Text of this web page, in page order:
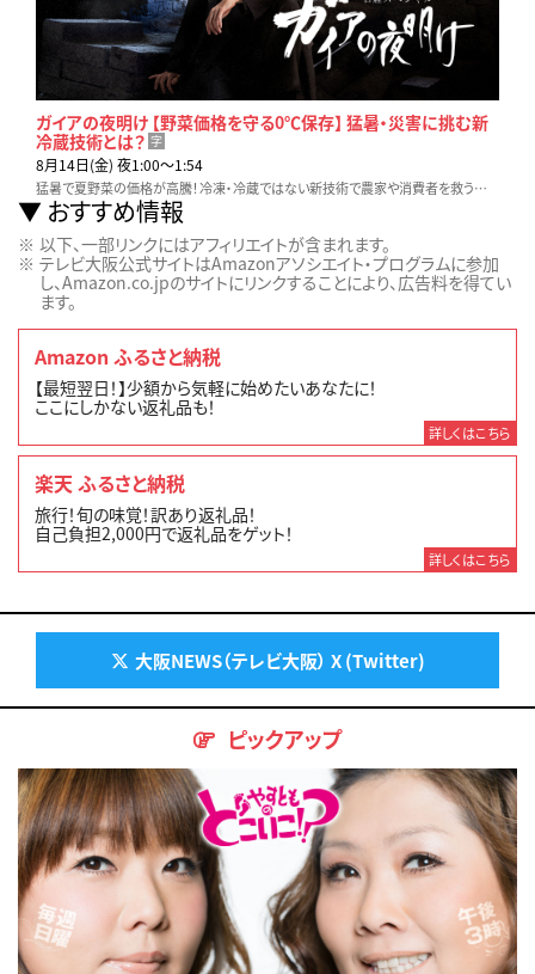
ガイアの夜明け 【野菜価格を守る0℃保存】 猛暑・災害に挑む新
冷蔵技術とは？ 字
8月14日(金) 夜1:00〜1:54
猛暑で夏野菜の価格が高騰！冷凍・冷蔵ではない新技術で農家や消費者を救う挑戦が始まった！しかし巨大倉庫を建設した熊本で大地震が発生…いきなり真価が問われることに
おすすめ情報
以下、一部リンクにはアフィリエイトが含まれます。
テレビ大阪公式サイトはAmazonアソシエイト・プログラムに参加
し、Amazon.co.jpのサイトにリンクすることにより、広告料を得てい
ます。
Amazon ふるさと納税
【最短翌日！】少額から気軽に始めたいあなたに！
ここにしかない返礼品も！
詳しくはこちら
楽天 ふるさと納税
旅行！旬の味覚！訳あり返礼品！
自己負担2,000円で返礼品をゲット！
詳しくはこちら
大阪NEWS（テレビ大阪） X (Twitter)
ピックアップ